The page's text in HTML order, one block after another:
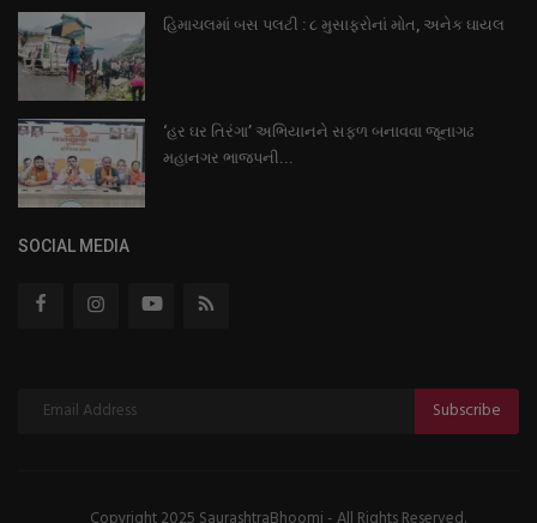
હિમાચલમાં બસ પલટી : ૮ મુસાફરોનાં મોત, અનેક ઘાયલ
‘હર ઘર તિરંગા’ અભિયાનને સફળ બનાવવા જૂનાગઢ
મહાનગર ભાજપની...
SOCIAL MEDIA
Subscribe